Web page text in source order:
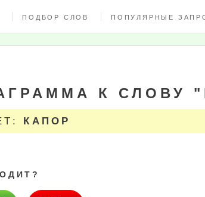
ПОДБОР СЛОВ ПОПУЛЯРНЫЕ
К СЛОВУ
КАПОР